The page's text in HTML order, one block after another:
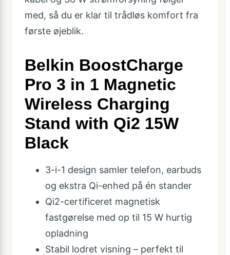
med, så du er klar til trådløs komfort fra
første øjeblik.
Belkin BoostCharge
Pro 3 in 1 Magnetic
Wireless Charging
Stand with Qi2 15W
Black
3-i-1 design samler telefon, earbuds
og ekstra Qi-enhed på én stander
Qi2-certificeret magnetisk
fastgørelse med op til 15 W hurtig
opladning
Stabil lodret visning – perfekt til